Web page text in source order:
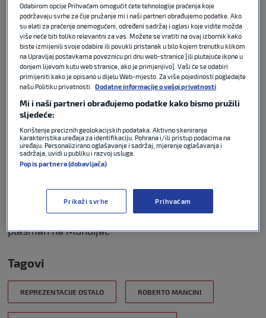
Napominje se da je gotovo sve dogovoreno i da će
Mancini imati neto plaću od dva milijuna eura
godišnje.
Iskusni stručnjak već je vodio reprezentaciju Italije u
razdoblju od 2018. do 2023. godine, a u tom je
razdoblju uspio postati i europski prvak.
Europsko prvenstvo osvojeno je 2021. godine, no
kako već sljedeće godine nisu uspjeli izboriti
plasman naSvjetsko prvenstvo u Kataru
Od tada je krenuo strmoglavi pad talijanske
reprezentacije, koja ponovno nije uspjela izboriti
plasman na Mundijal.
Tagovi
REPREZENTACIJE OSTALO ROBERTO MANCINI
Odabirom opcije Prihvaćam omogućit ćete tehnologije praćenja koje
podržavaju svrhe za čije pružanje mi i naši partneri obrađujemo podatke. Ako
su alati za praćenje onemogućeni, određeni sadržaj i oglasi koje vidite možda
više neće biti toliko relevantni za vas. Možete se vratiti na ovaj izbornik kako
biste izmijenili svoje odabire ili povukli pristanak u bilo kojem trenutku klikom
na Upravljaj postavkama poveznicu pri dnu web-stranice [ili plutajuće ikone u
donjem lijevom kutu web stranice, ako je primjenjivo]. Vaši će se odabiri
primijeniti kako je opisano u dijelu Web-mjesto. Za više pojedinosti pogledajte
našu Politiku privatnosti.
Dodatne informacije o vašoj privatnosti
Mi i naši partneri obrađujemo podatke kako bismo pružili
sljedeće:
Korištenje preciznih geolokacijskih podataka. Aktivno skeniranje
karakteristika uređaja za identifikaciju. Pohrana i/ili pristup podacima na
uređaju. Personalizirano oglašavanje i sadržaj, mjerenje oglašavanja i
sadržaja, uvidi u publiku i razvoj usluga.
Popis partnera (dobavljača)
Prikaži svrhe Prihvaćam